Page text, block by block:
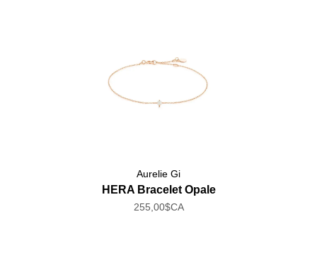
Aurelie Gi
HERA Bracelet Opale
255,00$CA